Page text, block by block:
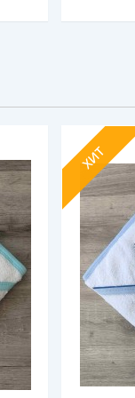
ХИТ